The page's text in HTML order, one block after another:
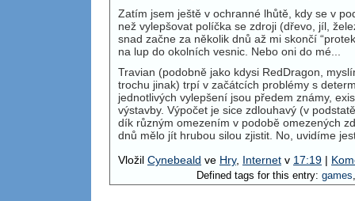
Zatím jsem ještě v ochranné lhůtě, kdy se v
než vylepšovat políčka se zdroji (dřevo, jíl,
snad začne za několik dnů až mi skončí
na lup do okolních vesnic. Nebo oni do mé...
Travian (podobně jako kdysi RedDragon,
trochu jinak) trpí v začátcích problémy s
jednotlivých vylepšení jsou předem známy,
výstavby. Výpočet je sice zdlouhavý (v
dík různým omezením v podobě omezených
dnů mělo jít hrubou silou zjistit. No, uvidíme
Vložil Cynebeald ve Hry, Internet v 17:19 |
Defined tags for this entry: games